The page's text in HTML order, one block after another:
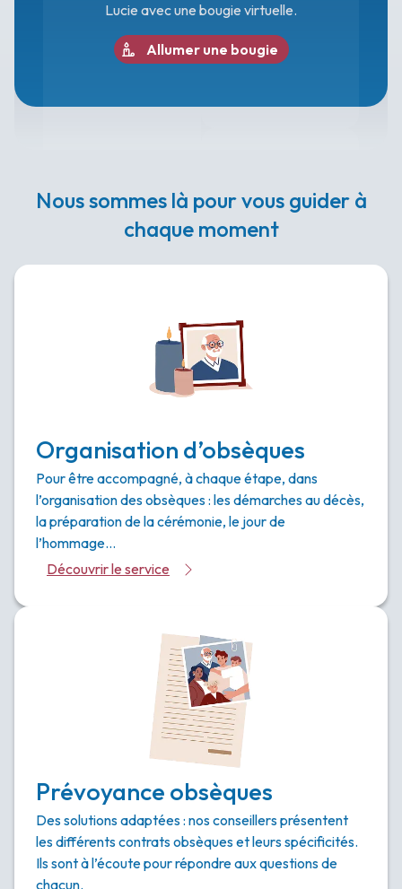
Lucie avec une bougie virtuelle.
Allumer une bougie
Nous sommes là pour vous guider à
chaque moment
Organisation d’obsèques
Pour être accompagné, à chaque étape, dans
l’organisation des obsèques : les démarches au décès,
la préparation de la cérémonie, le jour de
l’hommage…
Découvrir le service
Prévoyance obsèques
Des solutions adaptées : nos conseillers présentent
les différents contrats obsèques et leurs spécificités.
Ils sont à l’écoute pour répondre aux questions de
chacun.